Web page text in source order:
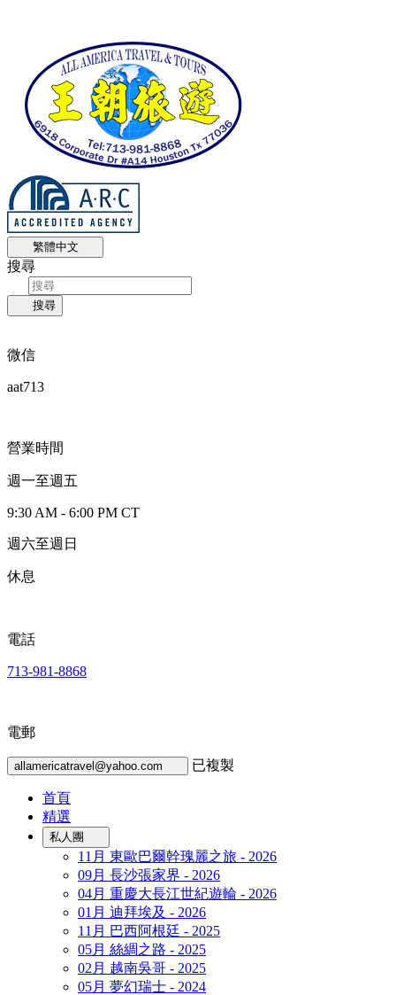
繁體中文
搜尋
搜尋
微信
aat713
營業時間
週一至週五
9:30 AM - 6:00 PM CT
週六至週日
休息
電話
713-981-8868
電郵
allamericatravel@yahoo.com 已複製
首頁
精選
私人團
11月 東歐巴爾幹瑰麗之旅 - 2026
09月 長沙張家界 - 2026
04月 重慶大長江世紀遊輪 - 2026
01月 迪拜埃及 - 2026
11月 巴西阿根廷 - 2025
05月 絲綢之路 - 2025
02月 越南吳哥 - 2025
05月 夢幻瑞士 - 2024